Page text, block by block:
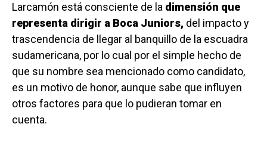
Larcamón está consciente de la dimensión que
representa dirigir a Boca Juniors, del impacto y
trascendencia de llegar al banquillo de la escuadra
sudamericana, por lo cual por el simple hecho de
que su nombre sea mencionado como candidato,
es un motivo de honor, aunque sabe que influyen
otros factores para que lo pudieran tomar en
cuenta.